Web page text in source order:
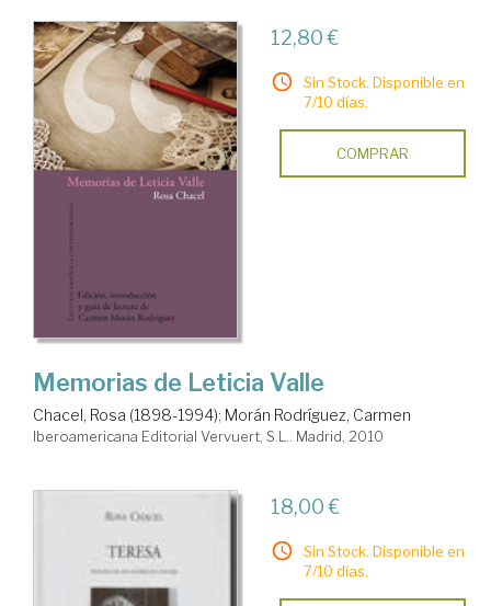
12,80 €
Sin Stock. Disponible en
7/10 días.
COMPRAR
Memorias de Leticia Valle
Chacel, Rosa (1898-1994); Morán Rodríguez, Carmen
Iberoamericana Editorial Vervuert, S.L.. Madrid, 2010
18,00 €
Sin Stock. Disponible en
7/10 días.